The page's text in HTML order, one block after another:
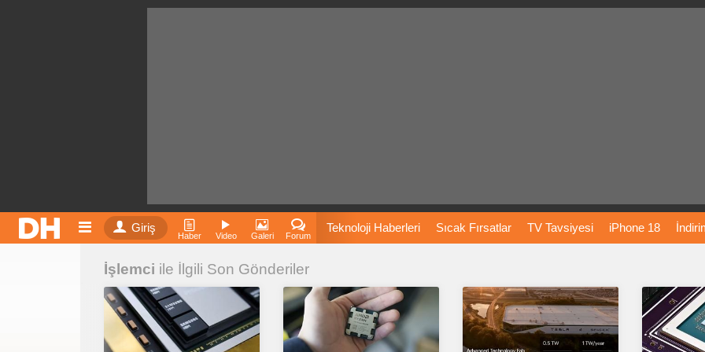
Giriş
Haber Video Galeri Forum
Teknoloji Haberleri Sıcak Fırsatlar TV Tavsiyesi iPhone 18
Fiyatları Vizyondaki Filmler Bitcoin Dizi Önerileri Telefon Önerileri
İnstagram Dondurma İnstagram Çöktü Mü
İşlemci ile İlgili Son Gönderiler